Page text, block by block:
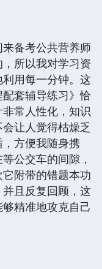
备考公共营养师
所以我对学习资
用每一分钟。这
套辅导练习》恰
常人性化，知识
让人觉得枯燥乏
方便我随身携
公交车的间隙，
附带的错题本功
且反复回顾，这
精准地攻克自己